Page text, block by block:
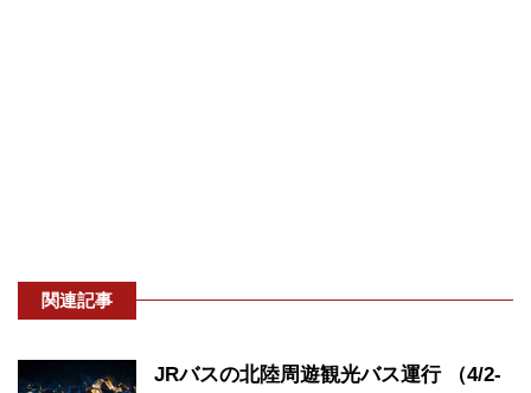
関連記事
JRバスの北陸周遊観光バス運行 （4/2-